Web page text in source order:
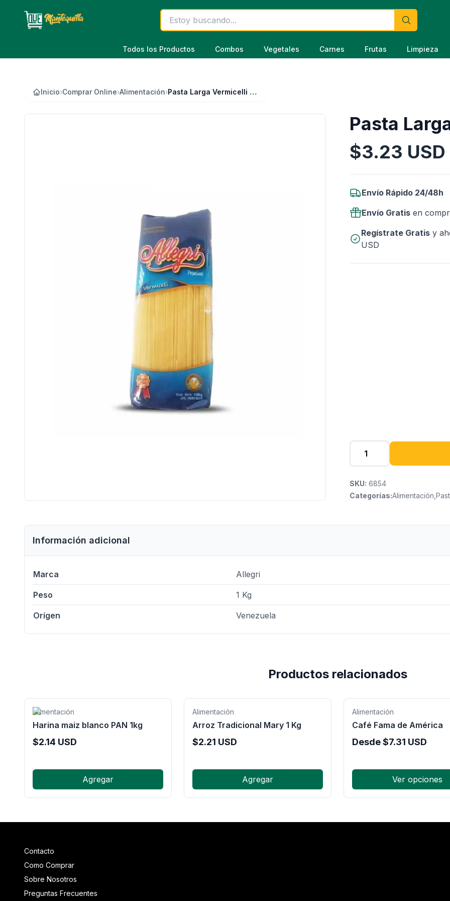
Todos los Productos Combos Vegetales Carnes Frutas Limpieza
Inicio›Comprar Online›Alimentación› Pasta Larga Vermicelli Allegri 1 kg
Pasta
Información del Producto
$3.23 USD
Envío Rápido 24/48h
Envío Gratis en
Regístrate Gratisy
USD
SKU: 6854
Categorías:Alimentación
Información adicional
Marca Allegri
Peso 1 Kg
Orígen Venezuela
Productos relacionados
Alimentación
Harina maiz blanco PAN 1kg
$2.14 USD
Agregar
Alimentación
Arroz Tradicional Mary 1 Kg
$2.21 USD
Agregar
Alimentación
Café Fama de América
Desde$7.31 USD
Ver opciones
Contacto
Como Comprar
Sobre Nosotros
Preguntas Frecuentes